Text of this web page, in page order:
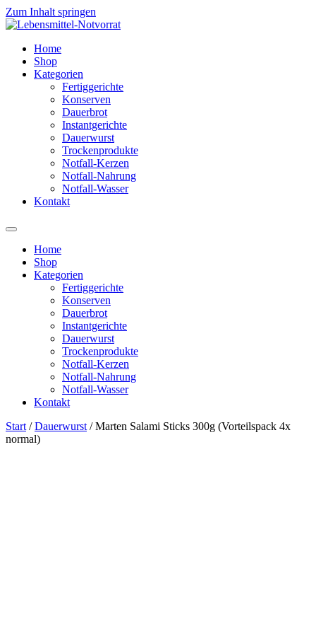
Zum Inhalt springen
Home
Shop
Kategorien
Fertiggerichte
Konserven
Dauerbrot
Instantgerichte
Dauerwurst
Trockenprodukte
Notfall-Kerzen
Notfall-Nahrung
Notfall-Wasser
Kontakt
Home
Shop
Kategorien
Fertiggerichte
Konserven
Dauerbrot
Instantgerichte
Dauerwurst
Trockenprodukte
Notfall-Kerzen
Notfall-Nahrung
Notfall-Wasser
Kontakt
Start /Dauerwurst / Marten Salami Sticks 300g (Vorteilspack 4x
normal)